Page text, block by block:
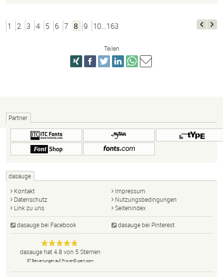
1 2 3 4 5 6 7 8 9 10…163
Teilen
Partner
dasauge
Kontakt
Impressum
Datenschutz
Nutzungsbedingungen
Link zu uns
Seitenindex
dasauge bei Facebook dasauge bei Pinterest
dasauge
Designer,
Fotografen,
Agenturen,
Anonym
dasaugehat4.8 von 5 Sternen
37Bewertungen auf ProvenExpert.com